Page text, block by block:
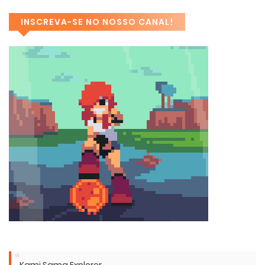
INSCREVA-SE NO NOSSO CANAL!